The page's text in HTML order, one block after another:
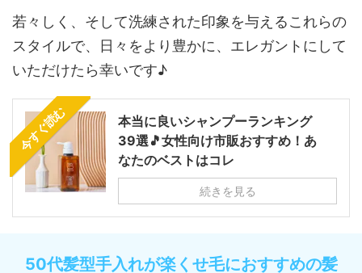
若々しく、そして洗練された印象を与えるこれらの
スタイルで、日々をより豊かに、エレガントにして
いただけたら幸いです♪
今すぐ読む
本当に良いシャンプーランキング
39選🎵女性向け市販おすすめ！あ
なたのベストはコレ
続きを見る
50代髪型手入れが楽くせ毛におすすめの髪